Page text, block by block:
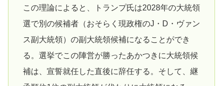
この理論によると、トランプ氏は2028年の大統領
選で別の候補者（おそらく現政権のJ・D・ヴァン
ス副大統領）の副大統領候補になることができ
る。選挙でこの陣営が勝ったあかつきに大統領候
補は、宣誓就任した直後に辞任する。そして、継